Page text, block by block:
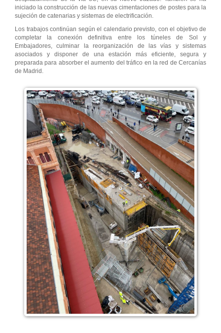
iniciado la construcción de las nuevas cimentaciones de postes para la
sujeción de catenarias y sistemas de electrificación.
Los trabajos continúan según el calendario previsto, con el objetivo de
completar la conexión definitiva entre los túneles de Sol y
Embajadores, culminar la reorganización de las vías y sistemas
asociados y disponer de una estación más eficiente, segura y
preparada para absorber el aumento del tráfico en la red de Cercanías
de Madrid.